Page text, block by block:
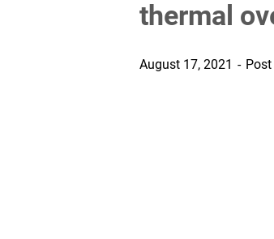
thermal
August 17, 2021